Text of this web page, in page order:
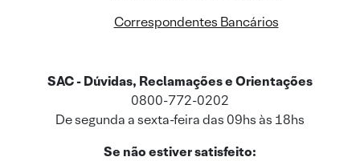
Correspondentes Bancários
SAC - Dúvidas, Reclamações e Orientações
0800-772-0202
De segunda a sexta-feira das 09hs às 18hs
Se não estiver satisfeito: